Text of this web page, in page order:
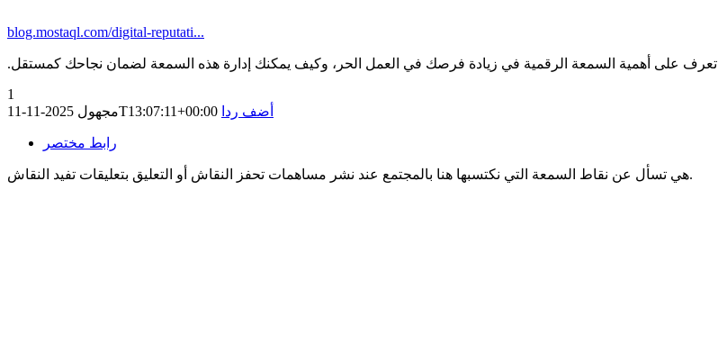
blog.mostaql.com/digital-reputati...
تعرف على أهمية السمعة الرقمية في زيادة فرصك في العمل الحر، وكيف يمكنك إدارة هذه السمعة لضمان نجاحك كمستقل.
1
مجهول2025-11-11T13:07:11+00:00 أضف ردا
رابط مختصر
هي تسأل عن نقاط السمعة التي نكتسبها هنا بالمجتمع عند نشر مساهمات تحفز النقاش أو التعليق بتعليقات تفيد النقاش.